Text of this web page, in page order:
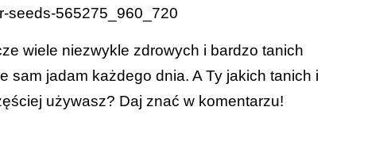
wiele niezwykle zdrowych i bardzo tanich
sam jadam każdego dnia. A Ty jakich tanich i
używasz? Daj znać w komentarzu!